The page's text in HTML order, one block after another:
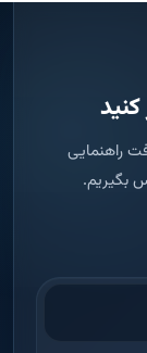
کنید
راهنمایی
بگیریم.